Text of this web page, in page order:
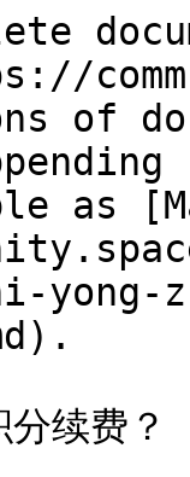
of
as
续费？